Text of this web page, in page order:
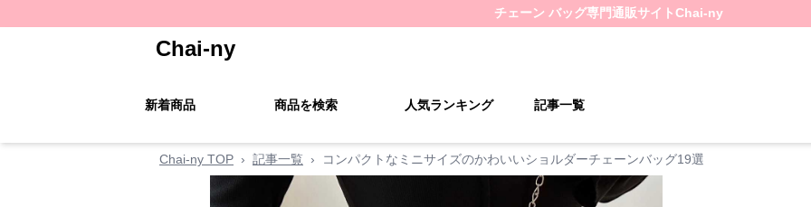
チェーン バッグ専門通販サイトChai-ny
Chai-ny
新着商品 商品を検索 人気ランキング 記事一覧
Chai-ny TOP › 記事一覧 › コンパクトなミニサイズのかわいいショルダーチェーンバッグ19選